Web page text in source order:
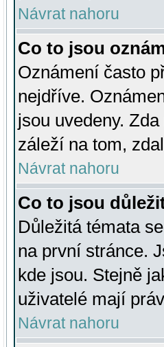
Návrat nahoru
Co to jsou
Oznámení často
nejdříve.
jsou uvedeny.
záleží na tom,
Návrat nahoru
Co to jsou
Důležitá témata
na první stránce.
kde jsou. Stejně
uživatelé mají
Návrat nahoru